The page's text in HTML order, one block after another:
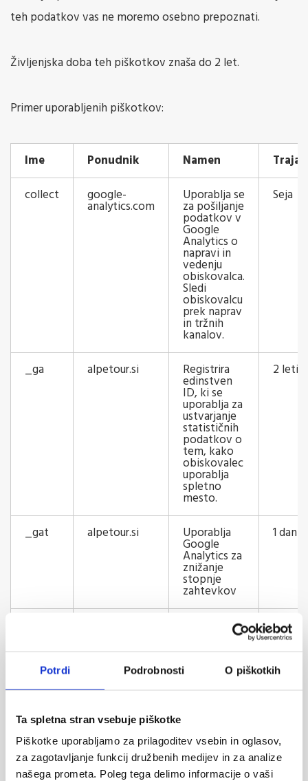
Potrdi Podrobnosti O piškotkih
Ta spletna stran vsebuje piškotke
Piškotke uporabljamo za prilagoditev vsebin in oglasov,
za zagotavljanje funkcij družbenih medijev in za analize
našega prometa. Poleg tega delimo informacije o vaši
teh podatkov vas ne moremo osebno prepoznati.
Življenjska doba teh piškotkov znaša do 2 let.
Primer uporabljenih piškotkov:
Ime Ponudnik Namen
collect
google-
analytics.com
Uporablja se
za pošiljanje
podatkov v
Google
Analytics o
napravi in
vedenju
obiskovalca.
Sledi
obiskovalcu
prek naprav
in tržnih
kanalov.
Seja
_ga alpetour.si Registrira
edinstven
ID, ki se
uporablja za
ustvarjanje
statističnih
podatkov o
tem, kako
obiskovalec
uporablja
spletno
mesto.
2 leti
_gat alpetour.si Uporablja
Google
Analytics za
znižanje
stopnje
zahtevkov
1 dan
ustvarjanje
spletno
mesto.
1 dan